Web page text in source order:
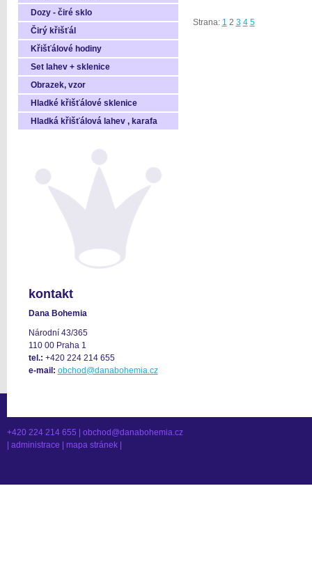
Dozy - čiré sklo
Čirý křišťál
Křišťálové hodiny
Set lahev + sklenice
Obrazek, vzor
Hladké křišťálové sklenice
Hladká křišťálová lahev , karafa
kontakt
Dana Bohemia
Národní 43/365
110 00 Praha 1
tel.: +420 224 214 655
e-mail: obchod@danabohemia.cz
Strana: 1 2 3 4 5
+420 224 214 655 | obchod@danabohemia.cz
administrace mapa stránek|